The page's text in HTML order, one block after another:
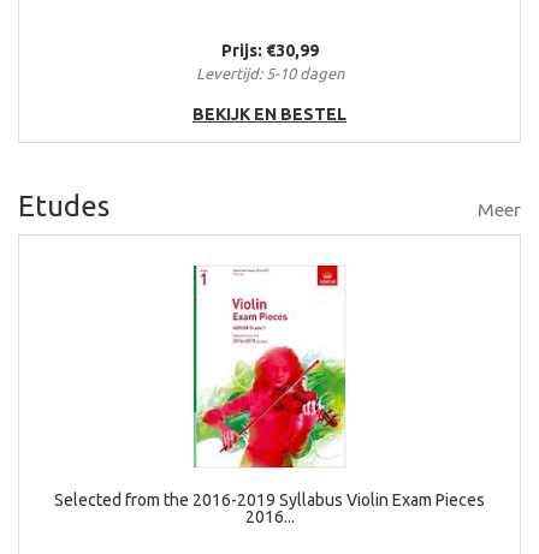
Prijs: €30,99
Levertijd: 5-10 dagen
BEKIJK EN BESTEL
Meer
Etudes
Selected from the 2016-2019 Syllabus Violin Exam Pieces
2016...